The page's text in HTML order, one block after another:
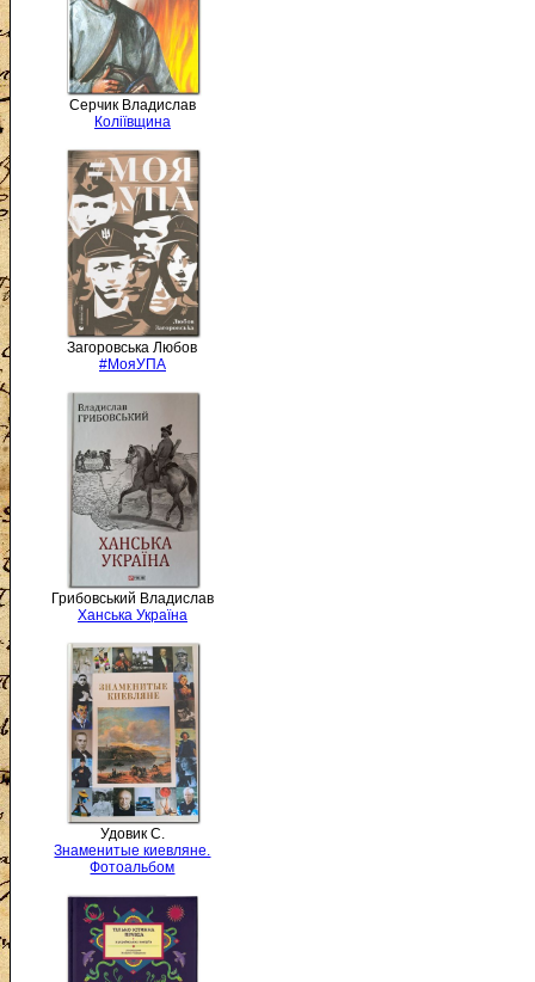
Серчик Владислав
Коліївщина
Загоровська Любов
#МояУПА
Грибовський Владислав
Ханська Україна
Удовик С.
Знаменитые киевляне.
Фотоальбом